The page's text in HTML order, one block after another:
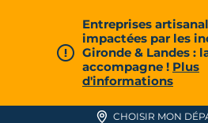
Entreprises
impactées par les
Gironde & Landes :
accompagne ! Plus
d'informations
CHOISIR MON